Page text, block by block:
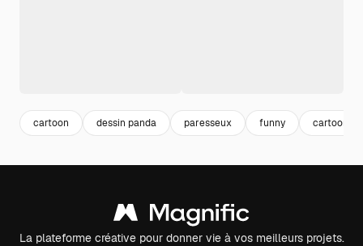
cartoon dessin panda paresseux funny cartoon
La plateforme créative pour donner vie à vos meilleurs projets.